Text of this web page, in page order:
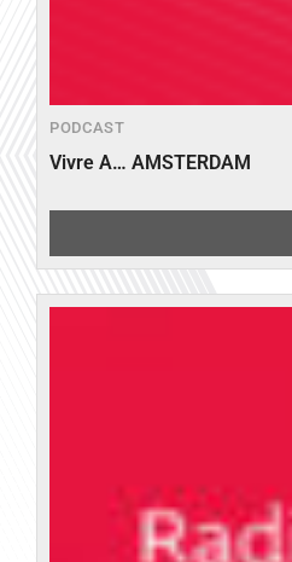
PODCAST
Vivre A… AMSTERDAM